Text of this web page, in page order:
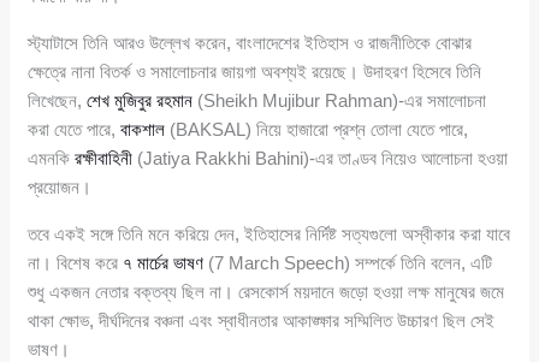
স্ট্যাটাসে তিনি আরও উল্লেখ করেন, বাংলাদেশের ইতিহাস ও রাজনীতিকে বোঝার
ক্ষেত্রে নানা বিতর্ক ও সমালোচনার জায়গা অবশ্যই রয়েছে। উদাহরণ হিসেবে তিনি
লিখেছেন,শেখ মুজিবুর রহমান (Sheikh Mujibur Rahman)-এর সমালোচনা
করা যেতে পারে,বাকশাল (BAKSAL) নিয়ে হাজারো প্রশ্ন তোলা যেতে পারে,
এমনকিরক্ষীবাহিনী (Jatiya Rakkhi Bahini)-এর তাণ্ডব নিয়েও আলোচনা হওয়া
প্রয়োজন।
তবে একই সঙ্গে তিনি মনে করিয়ে দেন, ইতিহাসের নির্দিষ্ট সত্যগুলো অস্বীকার করা যাবে
না। বিশেষ করে ৭ মার্চের ভাষণ (7 March Speech) সম্পর্কে তিনি বলেন, এটি
শুধু একজন নেতার বক্তব্য ছিল না। রেসকোর্স ময়দানে জড়ো হওয়া লক্ষ মানুষের জমে
থাকা ক্ষোভ, দীর্ঘদিনের বঞ্চনা এবং স্বাধীনতার আকাঙ্ক্ষার সম্মিলিত উচ্চারণ ছিল সেই
ভাষণ।